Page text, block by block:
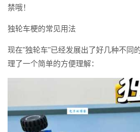
禁哦！
独轮车梗的常见用法
现在"独轮车"已经发展出了好几种不同
理了一个简单的方便理解：